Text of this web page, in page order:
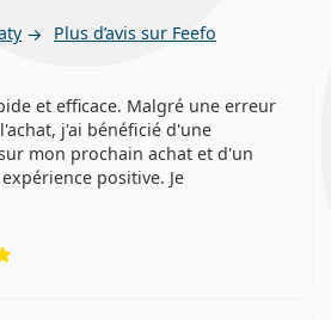
Plus d’avis sur Feefo
et efficace. Malgré une erreur
j'ai bénéficié d'une
mon prochain achat et d'un
positive. Je